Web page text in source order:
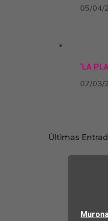
05/04/
‘LA
07/03/
Últimas